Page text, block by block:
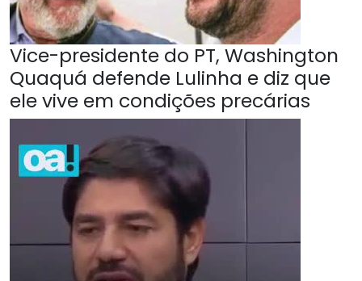
Vice-presidente do PT, Washington
Quaquá defende Lulinha e diz que
ele vive em condições precárias